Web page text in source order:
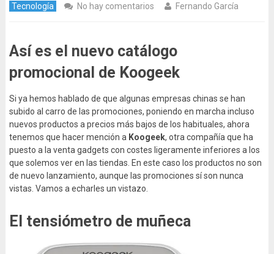
Tecnología No hay comentarios Fernando García
Así es el nuevo catálogo
promocional de Koogeek
Si ya hemos hablado de que algunas empresas chinas se han
subido al carro de las promociones, poniendo en marcha incluso
nuevos productos a precios más bajos de los habituales, ahora
tenemos que hacer mención a Koogeek, otra compañía que ha
puesto a la venta gadgets con costes ligeramente inferiores a los
que solemos ver en las tiendas. En este caso los productos no son
de nuevo lanzamiento, aunque las promociones sí son nunca
vistas. Vamos a echarles un vistazo.
El tensiómetro de muñeca